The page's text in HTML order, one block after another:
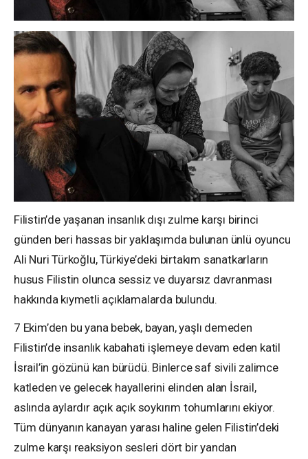
Filistin’de yaşanan insanlık dışı zulme karşı birinci
günden beri hassas bir yaklaşımda bulunan ünlü oyuncu
Ali Nuri Türkoğlu, Türkiye’deki birtakım sanatkarların
husus Filistin olunca sessiz ve duyarsız davranması
hakkında kıymetli açıklamalarda bulundu.
7 Ekim’den bu yana bebek, bayan, yaşlı demeden
Filistin’de insanlık kabahati işlemeye devam eden katil
İsrail’in gözünü kan bürüdü. Binlerce saf sivili zalimce
katleden ve gelecek hayallerini elinden alan İsrail,
aslında aylardır açık açık soykırım tohumlarını ekiyor.
Tüm dünyanın kanayan yarası haline gelen Filistin’deki
zulme karşı reaksiyon sesleri dört bir yandan